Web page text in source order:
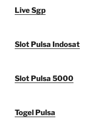
Live Sgp
Slot Pulsa Indosat
Slot Pulsa 5000
Togel Pulsa